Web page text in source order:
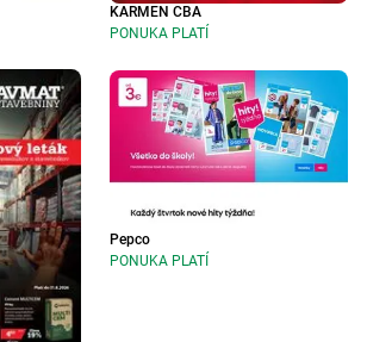
KARMEN CBA
PONUKA PLATÍ
Pepco
PONUKA PLATÍ